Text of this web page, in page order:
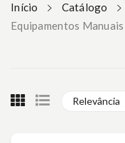
Início Catálogo
Equipamentos Manuais
Relevância